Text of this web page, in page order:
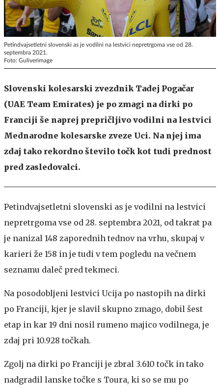
Petindvajsetletni slovenski as je vodilni na lestvici nepretrgoma vse od 28.
septembra 2021.
Foto: Guliverimage
Slovenski kolesarski zvezdnik Tadej Pogačar
(UAE Team Emirates) je po zmagi na dirki po
Franciji še naprej prepričljivo vodilni na lestvici
Mednarodne kolesarske zveze Uci. Na njej ima
zdaj tako rekordno število točk kot tudi prednost
pred zasledovalci.
Petindvajsetletni slovenski as je vodilni na lestvici
nepretrgoma vse od 28. septembra 2021, od takrat pa
je nanizal 148 zaporednih tednov na vrhu, skupaj v
karieri že 158 in je tudi v tem pogledu na večnem
seznamu daleč pred tekmeci.
Na posodobljeni lestvici Ucija po nastopih na dirki
po Franciji, kjer je slavil skupno zmago, dobil šest
etap in kar 19 dni nosil rumeno majico vodilnega, je
zdaj pri 10.928 točkah.
Zgolj na dirki po Franciji je zbral 3.610 točk in tako
nadgradil lanske točke s Toura, ki so se mu po